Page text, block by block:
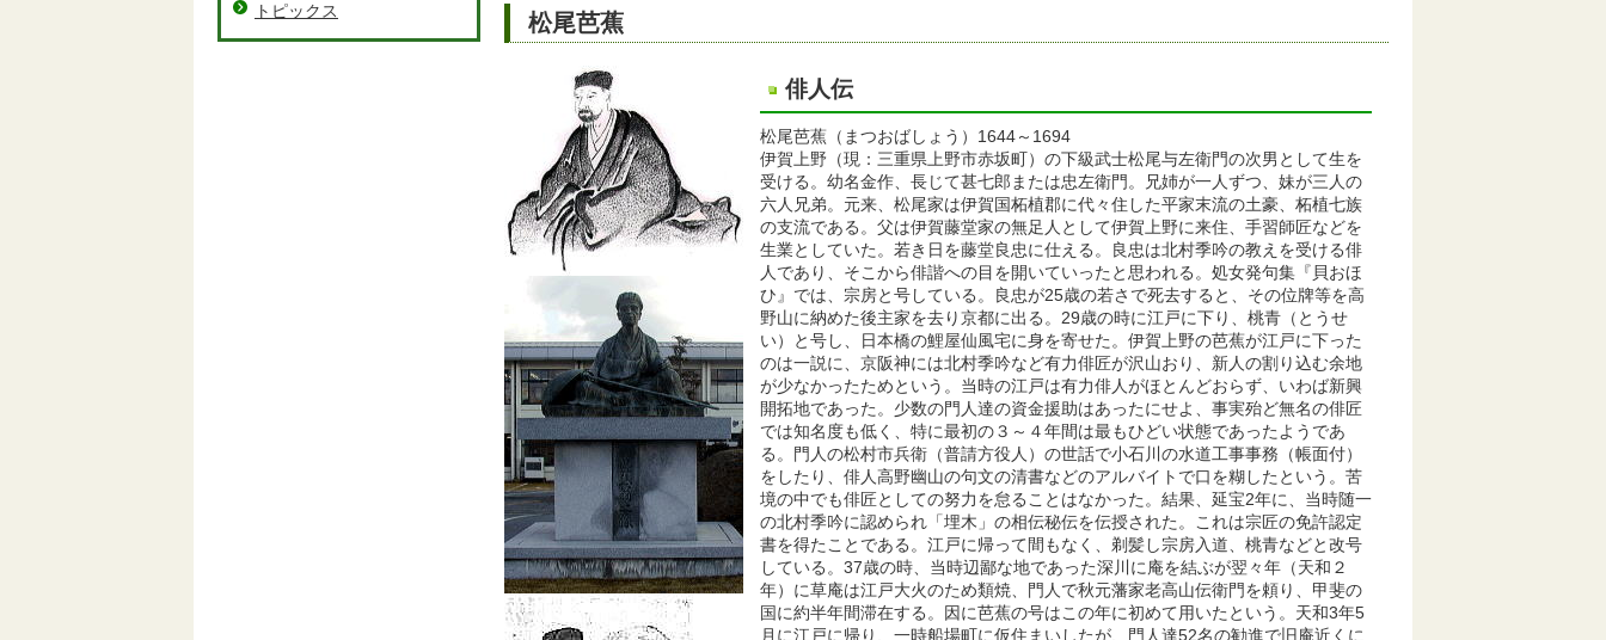
松尾芭蕉
俳人伝
松尾芭蕉（まつおばしょう）1644～1694
伊賀上野（現：三重県上野市赤坂町）の下級武士松尾与左衛門の次男として生を
受ける。幼名金作、長じて甚七郎または忠左衛門。兄姉が一人ずつ、妹が三人の
六人兄弟。元来、松尾家は伊賀国柘植郡に代々住した平家末流の土豪、柘植七族
の支流である。父は伊賀藤堂家の無足人として伊賀上野に来住、手習師匠などを
生業としていた。若き日を藤堂良忠に仕える。良忠は北村季吟の教えを受ける俳
人であり、そこから俳諧への目を開いていったと思われる。処女発句集『貝おほ
ひ』では、宗房と号している。良忠が25歳の若さで死去すると、その位牌等を高
野山に納めた後主家を去り京都に出る。29歳の時に江戸に下り、桃青（とうせ
い）と号し、日本橋の鯉屋仙風宅に身を寄せた。伊賀上野の芭蕉が江戸に下った
のは一説に、京阪神には北村季吟など有力俳匠が沢山おり、新人の割り込む余地
が少なかったためという。当時の江戸は有力俳人がほとんどおらず、いわば新興
開拓地であった。少数の門人達の資金援助はあったにせよ、事実殆ど無名の俳匠
では知名度も低く、特に最初の３～４年間は最もひどい状態であったようであ
る。門人の松村市兵衛（普請方役人）の世話で小石川の水道工事事務（帳面付）
をしたり、俳人高野幽山の句文の清書などのアルバイトで口を糊したという。苦
境の中でも俳匠としての努力を怠ることはなかった。結果、延宝2年に、当時随一
の北村季吟に認められ「埋木」の相伝秘伝を伝授された。これは宗匠の免許認定
書を得たことである。江戸に帰って間もなく、剃髪し宗房入道、桃青などと改号
している。37歳の時、当時辺鄙な地であった深川に庵を結ぶが翌々年（天和２
年）に草庵は江戸大火のため類焼、門人で秋元藩家老高山伝衛門を頼り、甲斐の
国に約半年間滞在する。因に芭蕉の号はこの年に初めて用いたという。天和3年5
月に江戸に帰り、一時船場町に仮住まいしたが、門人達52名の勧進で旧庵近くに
トピックス